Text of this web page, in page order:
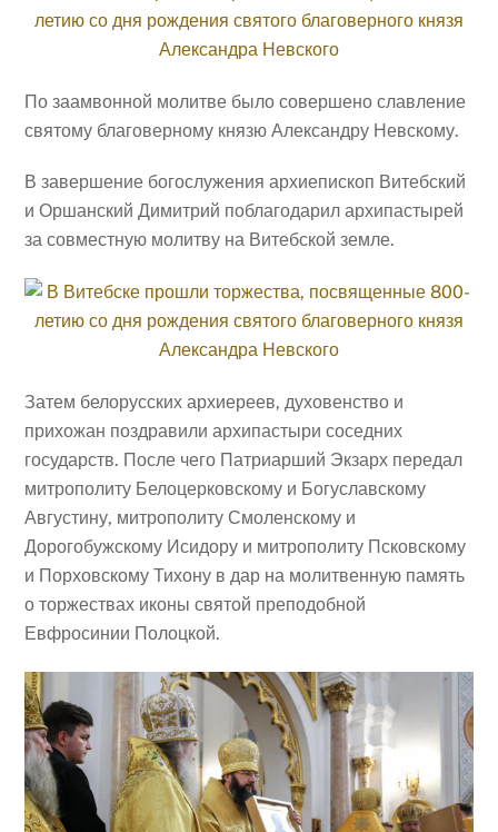
По заамвонной молитве было совершено славление
святому благоверному князю Александру Невскому.
В завершение богослужения архиепископ Витебский
и Оршанский Димитрий поблагодарил архипастырей
за совместную молитву на Витебской земле.
Затем белорусских архиереев, духовенство и
прихожан поздравили архипастыри соседних
государств. После чего Патриарший Экзарх передал
митрополиту Белоцерковскому и Богуславскому
Августину, митрополиту Смоленскому и
Дорогобужскому Исидору и митрополиту Псковскому
и Порховскому Тихону в дар на молитвенную память
о торжествах иконы святой преподобной
Евфросинии Полоцкой.